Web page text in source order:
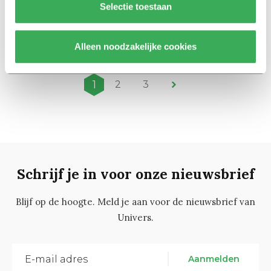
Selectie toestaan
Alleen noodzakelijke cookies
aanrakingen
15 juni 2020
1 2 3
Schrijf je in voor onze nieuwsbrief
Blijf op de hoogte. Meld je aan voor de nieuwsbrief van
Univers.
Aanmelden